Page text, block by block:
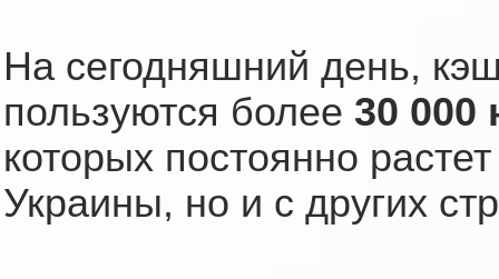
На сегодняшний день,
пользуются более 30 000
которых постоянно
Украины, но и с других